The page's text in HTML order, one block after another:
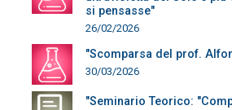
si pensasse"
26/02/2026
"Scomparsa del prof.
30/03/2026
"Seminario Teorico: